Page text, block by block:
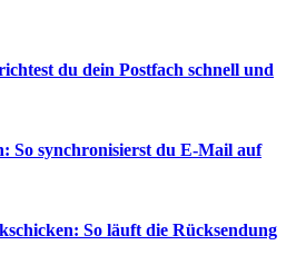
du dein Postfach schnell und
So synchronisierst du E-Mail auf
So läuft die Rücksendung